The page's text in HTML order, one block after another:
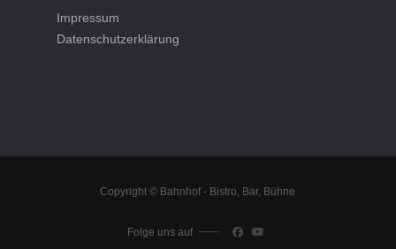
Impressum
Datenschutzerklärung
Copyright © Bahnhof - Bistro, Bar, Bühne
Folge uns auf